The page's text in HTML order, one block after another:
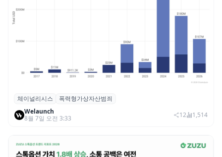
체이널리시스 “가상자산 보유자 대상 폭력
범죄 증가…상반기 탈취액 3000만 달러 돌파
체이널리시스
폭력형가상자산범죄
Welaunch
8월 7일 오전 3:33
12 1,514